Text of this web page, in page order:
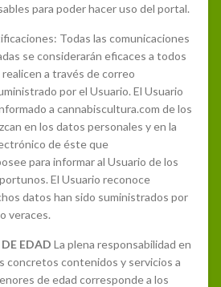
para poder hacer uso del portal.
Todas las comunicaciones
se considerarán eficaces a todos
a través de correo
por el Usuario. El Usuario
a cannabiscultura.com de los
en los datos personales y en la
de éste que
para informar al Usuario de los
El Usuario reconoce
datos han sido suministrados por
veraces.
EDAD La plena responsabilidad en
concretos contenidos y servicios a
de edad corresponde a los